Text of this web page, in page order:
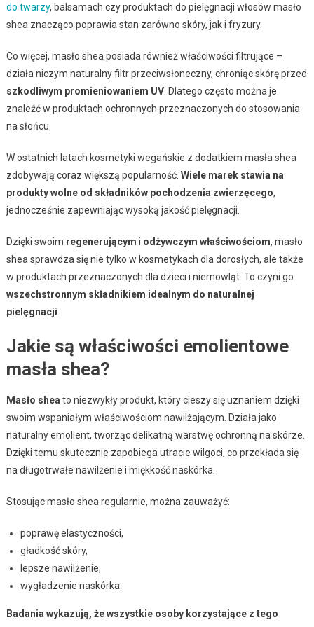
do twarzy, balsamach czy produktach do pielęgnacji włosów masło
shea znacząco poprawia stan zarówno skóry, jak i fryzury.
Co więcej, masło shea posiada również właściwości filtrujące –
działa niczym naturalny filtr przeciwsłoneczny, chroniąc skórę przed
szkodliwym promieniowaniem UV. Dlatego często można je
znaleźć w produktach ochronnych przeznaczonych do stosowania
na słońcu.
W ostatnich latach kosmetyki wegańskie z dodatkiem masła shea
zdobywają coraz większą popularność. Wiele marek stawia na
produkty wolne od składników pochodzenia zwierzęcego,
jednocześnie zapewniając wysoką jakość pielęgnacji.
Dzięki swoim regenerującym i odżywczym właściwościom, masło
shea sprawdza się nie tylko w kosmetykach dla dorosłych, ale także
w produktach przeznaczonych dla dzieci i niemowląt. To czyni go
wszechstronnym składnikiem idealnym do naturalnej
pielęgnacji
Jakie są właściwości emolientowe
masła shea?
Masło shea to niezwykły produkt, który cieszy się uznaniem dzięki
swoim wspaniałym właściwościom nawilżającym. Działa jako
naturalny emolient, tworząc delikatną warstwę ochronną na skórze.
Dzięki temu skutecznie zapobiega utracie wilgoci, co przekłada się
na długotrwałe nawilżenie i miękkość naskórka.
Stosując masło shea regularnie, można zauważyć:
poprawę elastyczności,
gładkość skóry,
lepsze nawilżenie,
wygładzenie naskórka.
Badania wykazują, że wszystkie osoby korzystające z tego